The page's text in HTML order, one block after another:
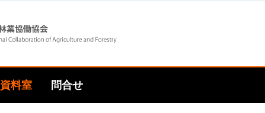
資料室 問合せ